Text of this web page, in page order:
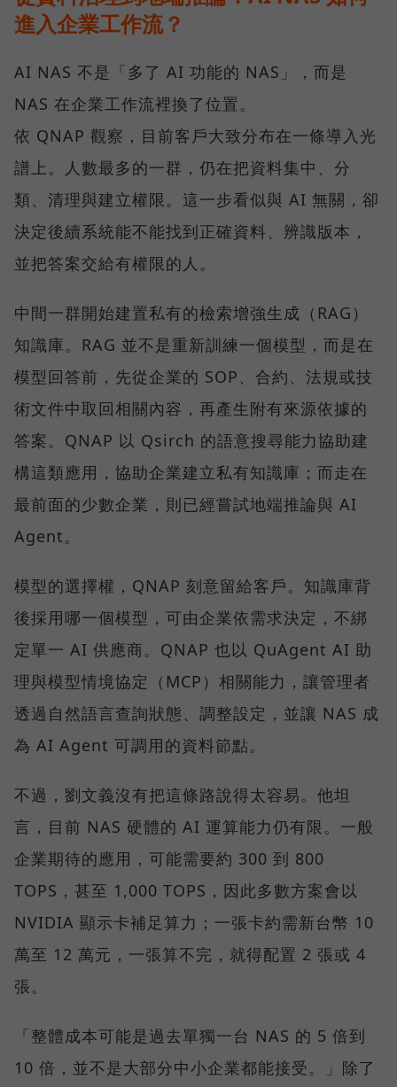
進入企業工作流？
AI NAS 不是「多了 AI 功能的 NAS」，而是
NAS 在企業工作流裡換了位置。
依 QNAP 觀察，目前客戶大致分布在一條導入光
譜上。人數最多的一群，仍在把資料集中、分
類、清理與建立權限。這一步看似與 AI 無關，卻
決定後續系統能不能找到正確資料、辨識版本，
並把答案交給有權限的人。
中間一群開始建置私有的檢索增強生成（RAG）
知識庫。RAG 並不是重新訓練一個模型，而是在
模型回答前，先從企業的 SOP、合約、法規或技
術文件中取回相關內容，再產生附有來源依據的
答案。QNAP 以 Qsirch 的語意搜尋能力協助建
構這類應用，協助企業建立私有知識庫；而走在
最前面的少數企業，則已經嘗試地端推論與 AI
Agent。
模型的選擇權，QNAP 刻意留給客戶。知識庫背
後採用哪一個模型，可由企業依需求決定，不綁
定單一 AI 供應商。QNAP 也以 QuAgent AI 助
理與模型情境協定（MCP）相關能力，讓管理者
透過自然語言查詢狀態、調整設定，並讓 NAS 成
為 AI Agent 可調用的資料節點。
不過，劉文義沒有把這條路說得太容易。他坦
言，目前 NAS 硬體的 AI 運算能力仍有限。一般
企業期待的應用，可能需要約 300 到 800
TOPS，甚至 1,000 TOPS，因此多數方案會以
NVIDIA 顯示卡補足算力；一張卡約需新台幣 10
萬至 12 萬元，一張算不完，就得配置 2 張或 4
張。
「整體成本可能是過去單獨一台 NAS 的 5 倍到
10 倍，並不是大部分中小企業都能接受。」除了